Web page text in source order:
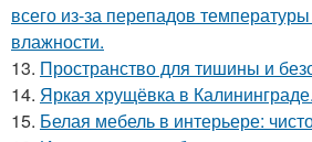
всего из-за перепадов
влажности.
13. Пространство для тишины и
14. Яркая хрущёвка в Калининграде.
15. Белая мебель в интерьере: